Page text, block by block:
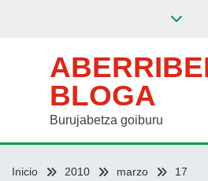
BLOGA
Burujabetza goiburu
Inicio 2010 marzo
17